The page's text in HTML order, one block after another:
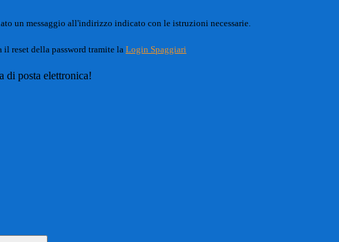
un messaggio all'indirizzo indicato con le istruzioni necessarie.
il reset della password tramite la Login Spaggiari
di posta elettronica!